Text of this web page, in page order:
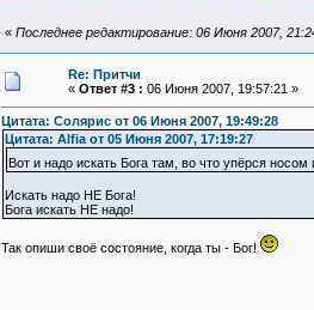
« Последнее редактирование: 06 Июня 2007,
Re: Притчи
« Ответ #3 : 06 Июня 2007, 19:57:21 »
Цитата: Солярис от 06 Июня 2007, 19:49:28
Цитата: Alfia от 05 Июня 2007, 17:19:27
Вот и надо искать Бога там, во что упёрся
Искать надо НЕ Бога!
Бога искать НЕ надо!
Так опиши своё состояние, когда ты - Бог!